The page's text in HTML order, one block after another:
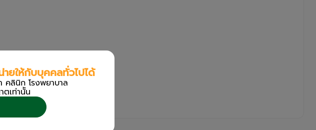
ายให้กับบุคคลทั่วไปได้
คลินิก โรงพยาบาล
ตเท่านััน